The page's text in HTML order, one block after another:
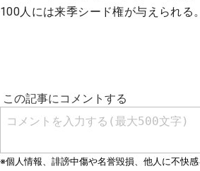
100人には来季シード権が与えられる。